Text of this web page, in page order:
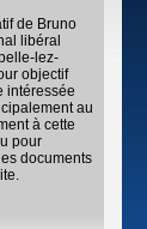
de Bruno
libéral
lez-
objectif
intéressée
au
à cette
pour
documents